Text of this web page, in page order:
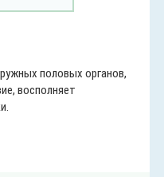
половых органов,
восполняет